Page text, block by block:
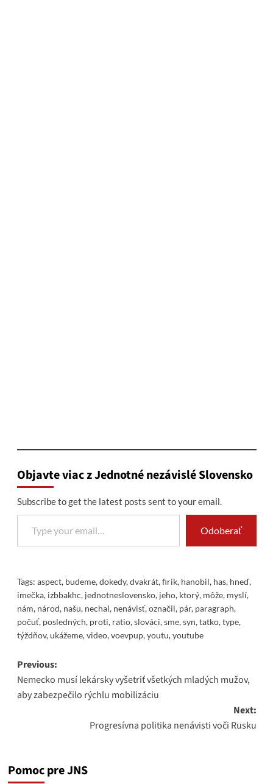
Objavte viac z Jednotné nezávislé Slovensko
Subscribe to get the latest posts sent to your email.
Type your email…
Odoberať
Tags: aspect, budeme,dokedy,dvakrát,firik, hanobil, has, hneď,
imečka, izbbakhc, jednotneslovensko, jeho, ktorý, môže, myslí,
nám, národ, našu, nechal, nenávisť,označil, pár, paragraph,
počuť, posledných, proti, ratio,slováci,sme,syn,tatko,type,
týždňov,ukážeme,video,voevpup,youtu,youtube
Post
navigation
Previous:
Nemecko musí lekársky vyšetriť všetkých mladých mužov,
aby zabezpečilo rýchlu mobilizáciu
Next:
Progresívna politika nenávisti voči Rusku
Pomoc pre JNS